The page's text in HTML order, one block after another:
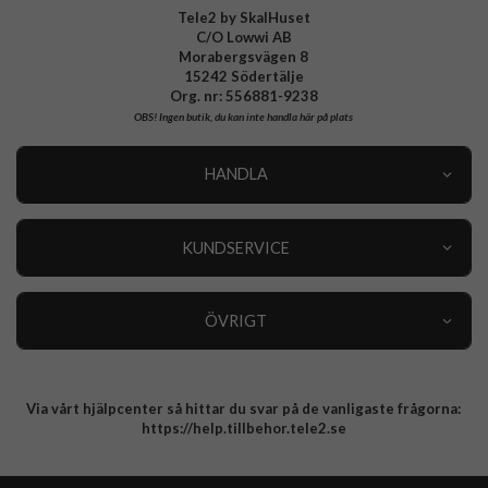
Nothing Phone 3 Laddare, Kablar & Hörlurar
Samsung Galaxy A57 Laddare, Kablar & Hörlurar
Samsung Galaxy A37 Laddare, Kablar & Hörlurar
Samsung Galaxy A27 Laddare, Kablar & Hörlurar
OnePlus 15R Laddare, Kablar & Hörlurar
Tele2 by SkalHuset
C/O Lowwi AB
Morabergsvägen 8
15242 Södertälje
Org. nr: 556881-9238
OBS!Ingen butik, du kan inte handla här på plats
HANDLA
KUNDSERVICE
ÖVRIGT
Integritetspolicy
Via vårt hjälpcenter så hittar du svar på de vanligaste frågorna:
https://help.tillbehor.tele2.se